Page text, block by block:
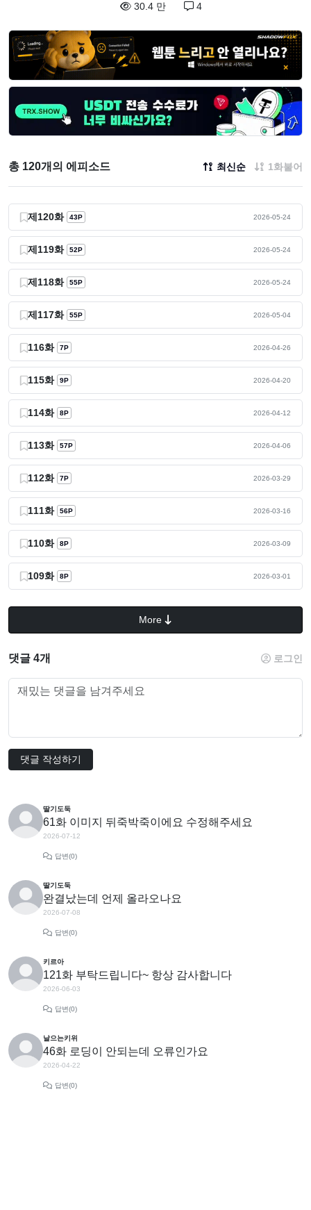
30.4 만 4
총 120개의 에피소드 최신순 1화붙어
제120화 43P 2026-05-24
제119화 52P 2026-05-24
제118화 55P 2026-05-24
제117화 55P 2026-05-04
116화 7P 2026-04-26
115화 9P 2026-04-20
114화 8P 2026-04-12
113화 57P 2026-04-06
112화 7P 2026-03-29
111화 56P 2026-03-16
110화 8P 2026-03-09
109화 8P 2026-03-01
More
댓글 4개 로그인
댓글 작성하기
딸기도둑
61화 이미지 뒤죽박죽이에요 수정해주세요
2026-07-12
답변(0)
딸기도둑
완결났는데 언제 올라오나요
2026-07-08
답변(0)
키르아
121화 부탁드립니다~ 항상 감사합니다
2026-06-03
답변(0)
날으는키위
46화 로딩이 안되는데 오류인가요
2026-04-22
답변(0)